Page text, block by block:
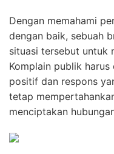
Dengan memahami
dengan baik, sebuah
situasi tersebut untuk
Komplain publik
positif dan respons
tetap
menciptakan